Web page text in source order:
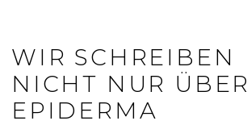
WIR SCHREIBEN
NICHT NUR ÜBER
EPIDERMA